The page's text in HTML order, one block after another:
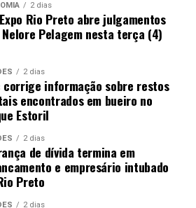
2 dias
Rio Preto abre julgamentos
Nelore Pelagem nesta terça (4)
2 dias
corrige informação sobre restos
encontrados em bueiro no
Estoril
2 dias
de dívida termina em
e empresário intubado
Preto
2 dias